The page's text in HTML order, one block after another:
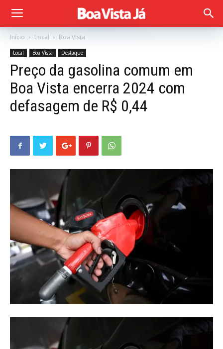
Início Local Boa Vista
Local Boa Vista Destaque
Preço da gasolina comum em
Boa Vista encerra 2024 com
defasagem de R$ 0,44